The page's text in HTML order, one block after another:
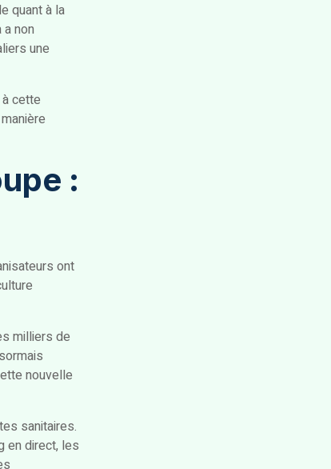
quant à la
non
une
cette
:
ont
milliers de
nouvelle
sanitaires.
en direct, les